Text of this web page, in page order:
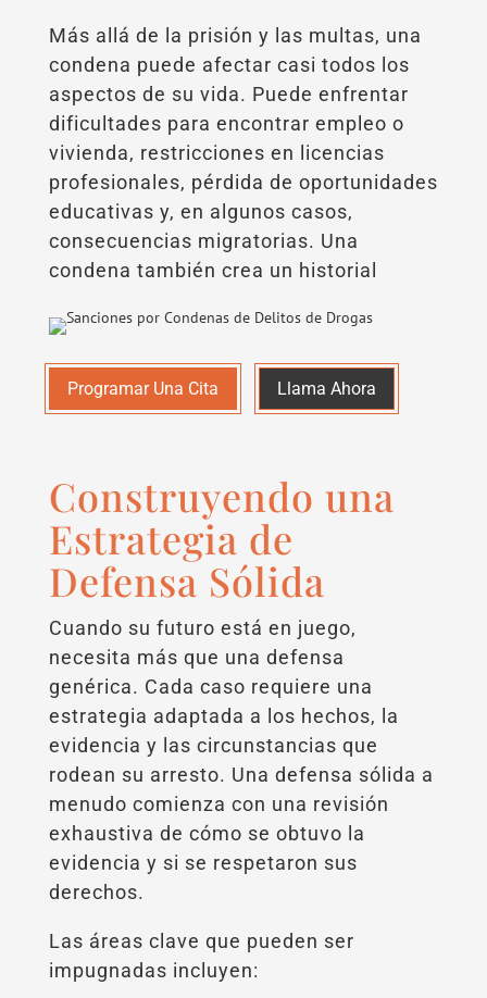
Más allá de la prisión y las multas, una
condena puede afectar casi todos los
aspectos de su vida. Puede enfrentar
dificultades para encontrar empleo o
vivienda, restricciones en licencias
profesionales, pérdida de oportunidades
educativas y, en algunos casos,
consecuencias migratorias. Una
condena también crea un historial
Programar Una Cita Llama Ahora
Construyendo una
Estrategia de
Defensa Sólida
Cuando su futuro está en juego,
necesita más que una defensa
genérica. Cada caso requiere una
estrategia adaptada a los hechos, la
evidencia y las circunstancias que
rodean su arresto. Una defensa sólida a
menudo comienza con una revisión
exhaustiva de cómo se obtuvo la
evidencia y si se respetaron sus
derechos.
Las áreas clave que pueden ser
impugnadas incluyen: